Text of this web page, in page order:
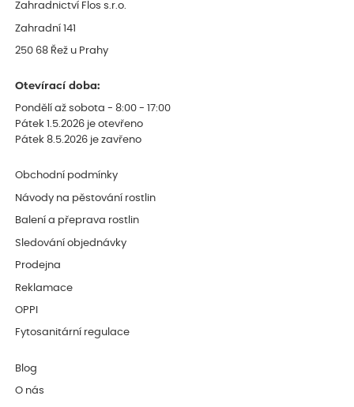
Zahradnictví Flos s.r.o.
Zahradní 141
250 68 Řež u Prahy
Otevírací doba:
Pondělí až sobota - 8:00 - 17:00
Pátek 1.5.2026 je otevřeno
Pátek 8.5.2026 je zavřeno
Obchodní podmínky
Návody na pěstování rostlin
Balení a přeprava rostlin
Sledování objednávky
Prodejna
Reklamace
OPPI
Fytosanitární regulace
Blog
O nás